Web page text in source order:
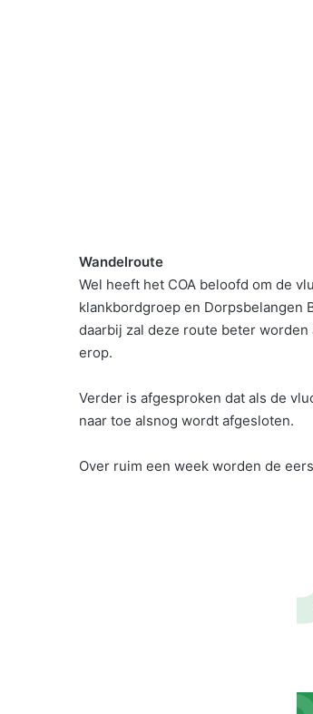
Wandelroute
Wel heeft het COA beloofd om de
klankbordgroep en Dorpsbelangen
daarbij zal deze route beter
erop.
Verder is afgesproken dat als de
naar toe alsnog wordt afgesloten.
Over ruim een week worden de